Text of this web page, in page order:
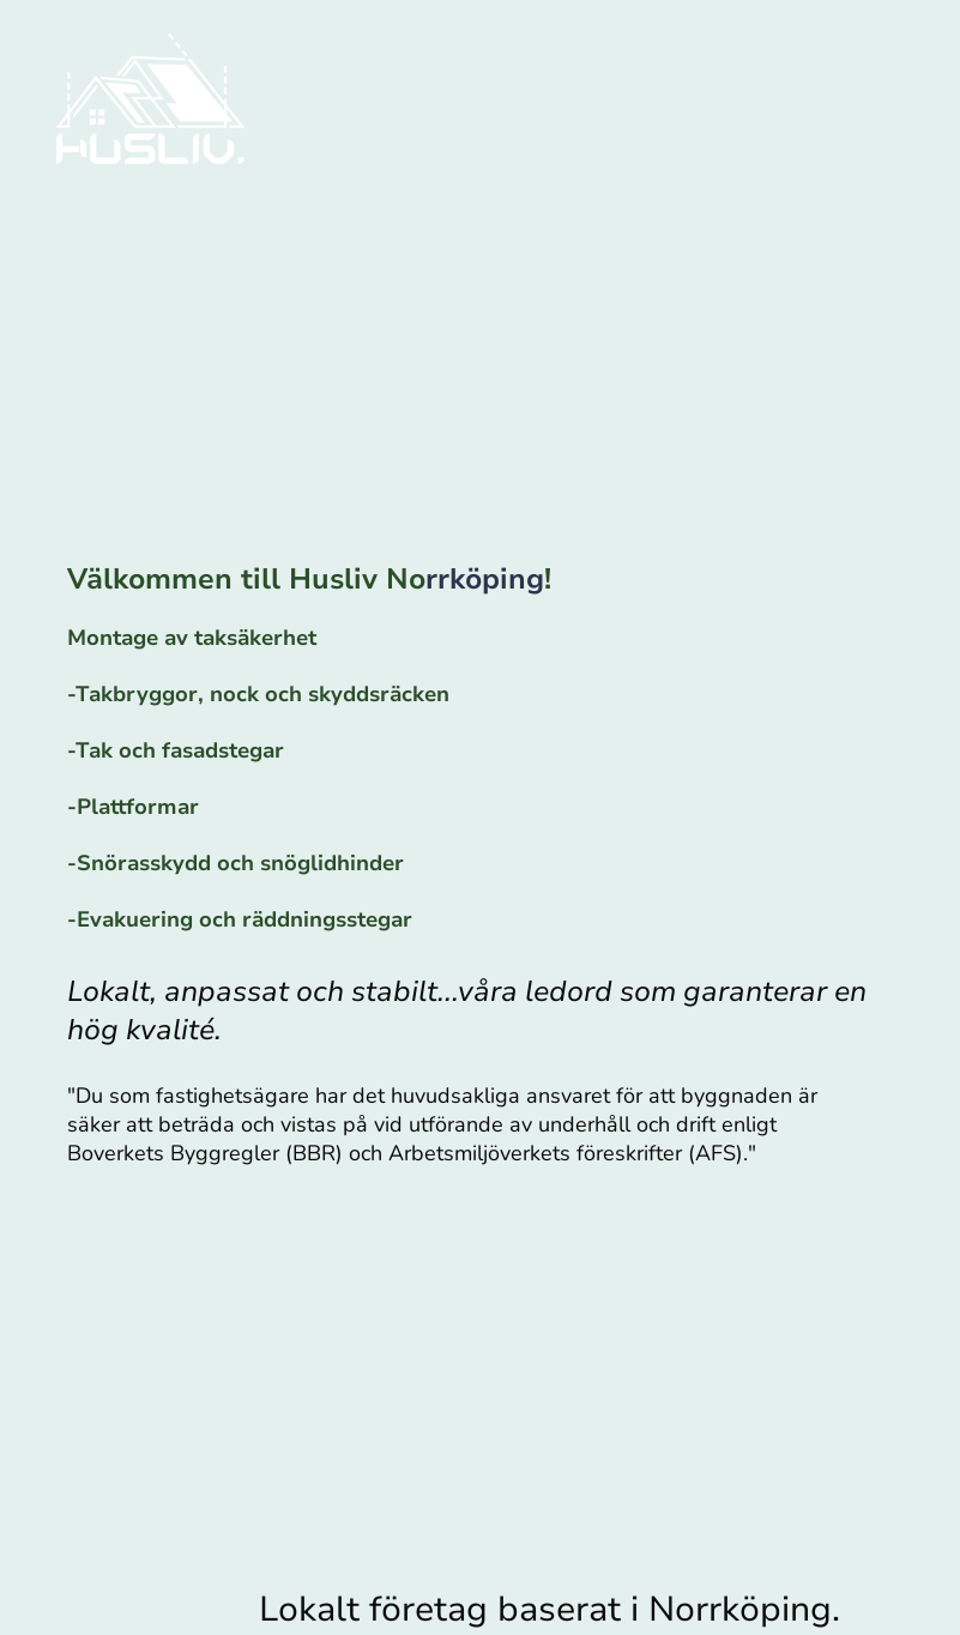
Välkommen till Husliv Norrköping!
Montage av taksäkerhet
-Takbryggor, nock och skyddsräcken
-Tak och fasadstegar
-Plattformar
-Snörasskydd och snöglidhinder
-Evakuering och räddningsstegar
Lokalt, anpassat och stabilt...våra ledord som garanterar en
hög kvalité.
"Du som fastighetsägare har det huvudsakliga ansvaret för att byggnaden är
säker att beträda och vistas på vid utförande av underhåll och drift enligt
Boverkets Byggregler (BBR) och Arbetsmiljöverkets föreskrifter (AFS)."
Lokalt företag baserat i Norrköping.